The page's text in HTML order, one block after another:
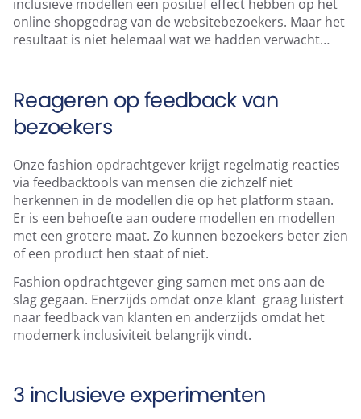
inclusieve modellen een positief effect hebben op het
online shopgedrag van de websitebezoekers. Maar het
resultaat is niet helemaal wat we hadden verwacht…
Reageren op feedback van
bezoekers
Onze fashion opdrachtgever krijgt regelmatig reacties
via feedbacktools van mensen die zichzelf niet
herkennen in de modellen die op het platform staan.
Er is een behoefte aan oudere modellen en modellen
met een grotere maat. Zo kunnen bezoekers beter zien
of een product hen staat of niet.
Fashion opdrachtgever ging samen met ons aan de
slag gegaan. Enerzijds omdat onze klant graag luistert
naar feedback van klanten en anderzijds omdat het
modemerk inclusiviteit belangrijk vindt.
3 inclusieve experimenten